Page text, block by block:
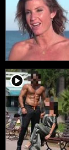
player2